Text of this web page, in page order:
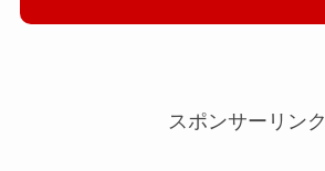
スポンサーリンク